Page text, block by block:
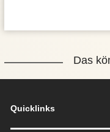
Das
Quicklinks